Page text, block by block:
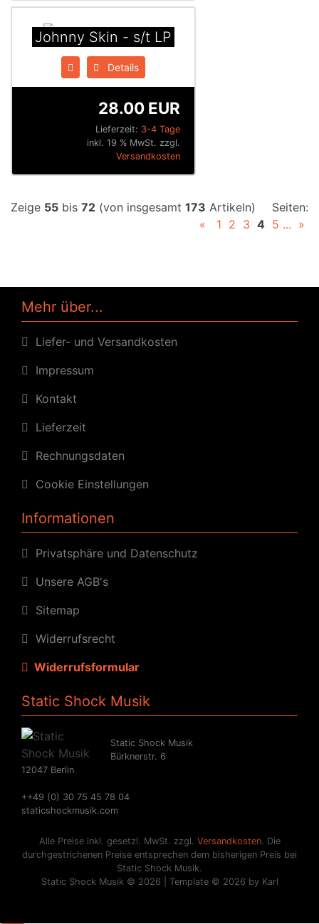
Johnny Skin - s/t LP
Details
Lieferzeit: 3-4 Tage
28.00 EUR
inkl. 19 % MwSt. zzgl.
Versandkosten
Zeige 55 bis 72 (von insgesamt 173 Artikeln)
Seiten:
«
1 2 3 4 5 ... »
Mehr über...
Liefer- und Versandkosten
Impressum
Kontakt
Lieferzeit
Rechnungsdaten
Cookie Einstellungen
Informationen
Privatsphäre und Datenschutz
Unsere AGB's
Sitemap
Widerrufsrecht
Widerrufsformular
Static Shock Musik
Static Shock Musik
Bürknerstr. 6
12047 Berlin
++49 (0) 30 75 45 78 04
staticshockmusik.com
Alle Preise inkl. gesetzl. MwSt. zzgl. Versandkosten. Die
durchgestrichenen Preise entsprechen dem bisherigen Preis bei
Static Shock Musik.
Static Shock Musik © 2026 | Template © 2026 by Karl